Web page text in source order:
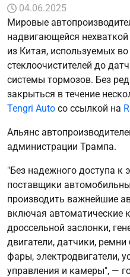
04.06.2025
Мировые
надвигающейся
из Китая, используемых
стеклоочистителей до
системы тормозов. Без
закрыться в течение
Tengri Auto со ссылкой на
Альянс
администрации Трампа.
"Без надежного доступа
поставщики
производить важнейшие
включая автоматические
дроссельной заслонки,
двигатели, датчики,
фары, электродвигатели,
управления и камеры", —